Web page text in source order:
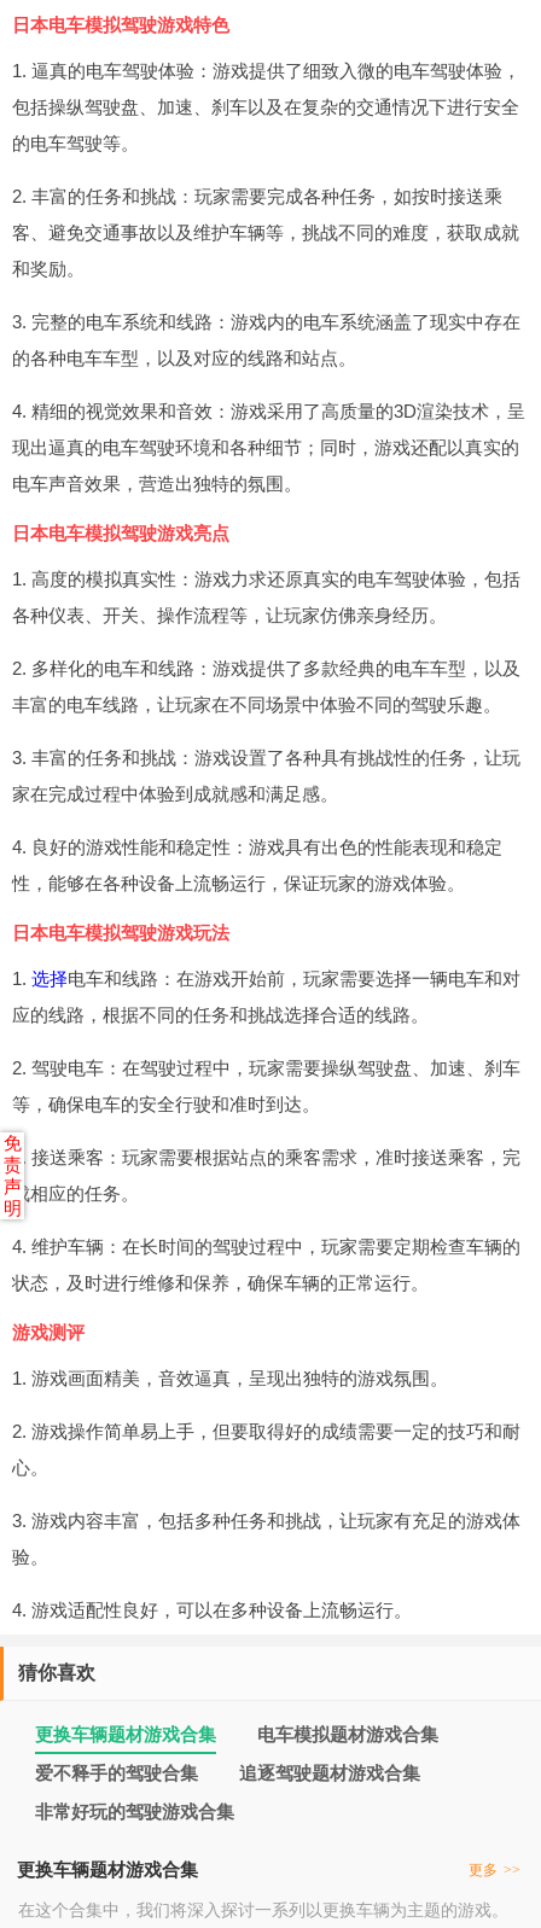
日本电车模拟驾驶游戏特色
1. 逼真的电车驾驶体验：游戏提供了细致入微的电车驾驶体验，
包括操纵驾驶盘、加速、刹车以及在复杂的交通情况下进行安全
的电车驾驶等。
2. 丰富的任务和挑战：玩家需要完成各种任务，如按时接送乘
客、避免交通事故以及维护车辆等，挑战不同的难度，获取成就
和奖励。
3. 完整的电车系统和线路：游戏内的电车系统涵盖了现实中存在
的各种电车车型，以及对应的线路和站点。
4. 精细的视觉效果和音效：游戏采用了高质量的3D渲染技术，呈
现出逼真的电车驾驶环境和各种细节；同时，游戏还配以真实的
电车声音效果，营造出独特的氛围。
日本电车模拟驾驶游戏亮点
1. 高度的模拟真实性：游戏力求还原真实的电车驾驶体验，包括
各种仪表、开关、操作流程等，让玩家仿佛亲身经历。
2. 多样化的电车和线路：游戏提供了多款经典的电车车型，以及
丰富的电车线路，让玩家在不同场景中体验不同的驾驶乐趣。
3. 丰富的任务和挑战：游戏设置了各种具有挑战性的任务，让玩
家在完成过程中体验到成就感和满足感。
4. 良好的游戏性能和稳定性：游戏具有出色的性能表现和稳定
性，能够在各种设备上流畅运行，保证玩家的游戏体验。
日本电车模拟驾驶游戏玩法
1. 选择电车和线路：在游戏开始前，玩家需要选择一辆电车和对
应的线路，根据不同的任务和挑战选择合适的线路。
2. 驾驶电车：在驾驶过程中，玩家需要操纵驾驶盘、加速、刹车
等，确保电车的安全行驶和准时到达。
3. 接送乘客：玩家需要根据站点的乘客需求，准时接送乘客，完
成相应的任务。
4. 维护车辆：在长时间的驾驶过程中，玩家需要定期检查车辆的
状态，及时进行维修和保养，确保车辆的正常运行。
游戏测评
1. 游戏画面精美，音效逼真，呈现出独特的游戏氛围。
2. 游戏操作简单易上手，但要取得好的成绩需要一定的技巧和耐
心。
3. 游戏内容丰富，包括多种任务和挑战，让玩家有充足的游戏体
验。
4. 游戏适配性良好，可以在多种设备上流畅运行。
猜你喜欢
更换车辆题材游戏合集
电车模拟题材游戏合集
爱不释手的驾驶合集
追逐驾驶题材游戏合集
非常好玩的驾驶游戏合集
更换车辆题材游戏合集 更多 >>
在这个合集中，我们将深入探讨一系列以更换车辆为主题的游戏。
免
责
声
明